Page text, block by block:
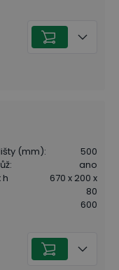
(mm):
500
:
ano
h
670 x 200 x
80
600